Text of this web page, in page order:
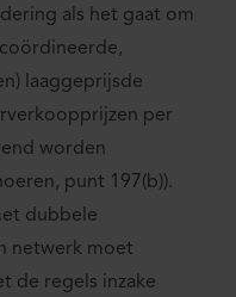
als het gaat om
laaggeprijsde
per
worden
punt 197(b)).
dubbele
netwerk moet
de regels inzake